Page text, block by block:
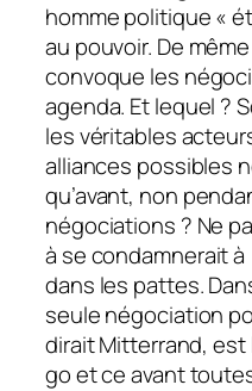
homme politique «
au pouvoir. De
convoque les
agenda. Et lequel ?
les véritables
alliances possibles
qu’avant, non
négociations ? Ne
à se condamnerait
dans les pattes.
seule négociation
dirait Mitterrand, est
go et ce avant